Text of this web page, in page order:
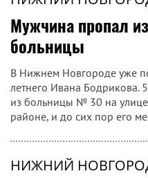
Мужчина пропал
больницы
В Нижнем Новгороде уже
летнего Ивана Бодрикова.
из больницы № 30 на
районе, и до сих пор его
НИЖНИЙ